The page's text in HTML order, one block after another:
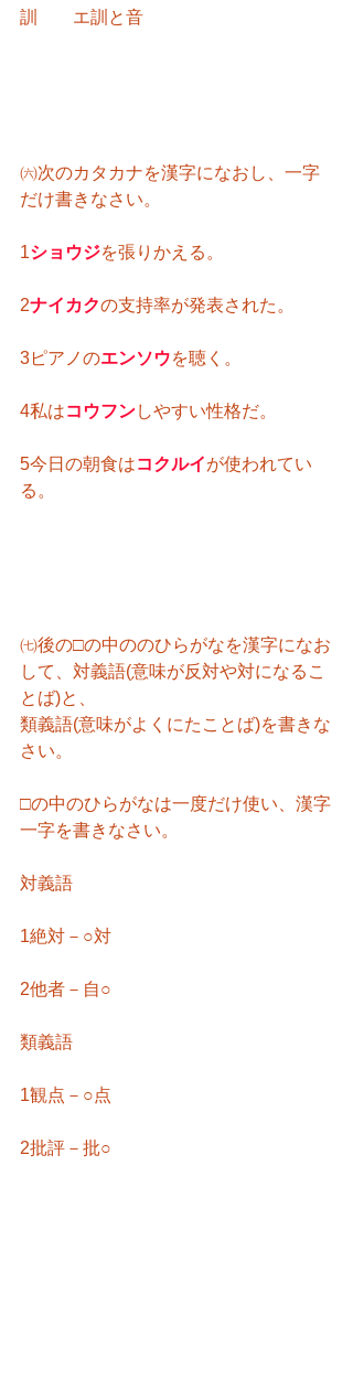
訓　　エ訓と音
㈥次のカタカナを漢字になおし、一字
だけ書きなさい。
1ショウジを張りかえる。
2ナイカクの支持率が発表された。
3ピアノのエンソウを聴く。
4私はコウフンしやすい性格だ。
5今日の朝食はコクルイが使われてい
る。
㈦後の□の中ののひらがなを漢字になお
して、対義語(意味が反対や対になるこ
とば)と、
類義語(意味がよくにたことば)を書きな
さい。
□の中のひらがなは一度だけ使い、漢字
一字を書きなさい。
対義語
1絶対－○対
2他者－自○
類義語
1観点－○点
2批評－批○